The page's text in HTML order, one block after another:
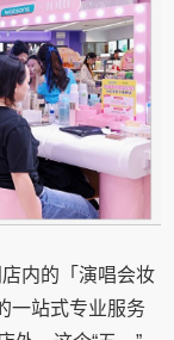
内的「演唱会妆
一站式专业服务